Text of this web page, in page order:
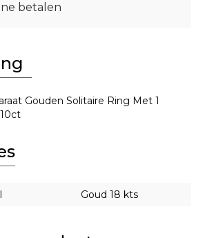
betalen
Gouden Solitaire Ring Met 1
Goud 18 kts